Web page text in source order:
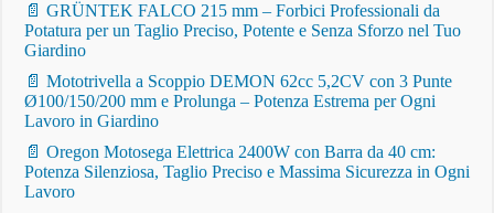
📄 GRÜNTEK FALCO 215 mm – Forbici Professionali da
Potatura per un Taglio Preciso, Potente e Senza Sforzo nel Tuo
Giardino
📄 Mototrivella a Scoppio DEMON 62cc 5,2CV con 3 Punte
Ø100/150/200 mm e Prolunga – Potenza Estrema per Ogni
Lavoro in Giardino
📄 Oregon Motosega Elettrica 2400W con Barra da 40 cm:
Potenza Silenziosa, Taglio Preciso e Massima Sicurezza in Ogni
Lavoro